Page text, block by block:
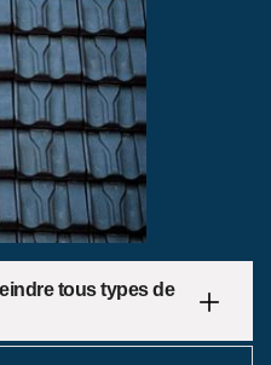
tous types de